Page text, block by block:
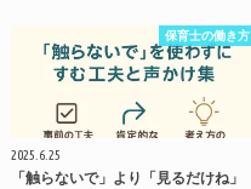
保育士の働き方
2025.6.25
「触らないで」より「見るだけね」